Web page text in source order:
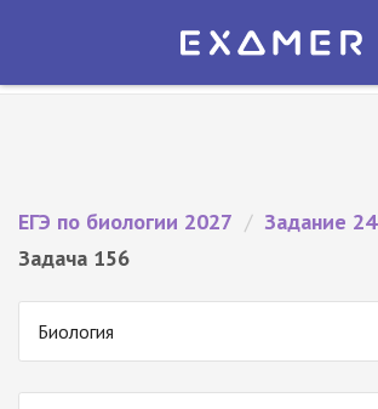
Экзамер — ЕГЭ 2027
ЕГЭ по биологии 2027 / Задание 24
Задача 156
Биология